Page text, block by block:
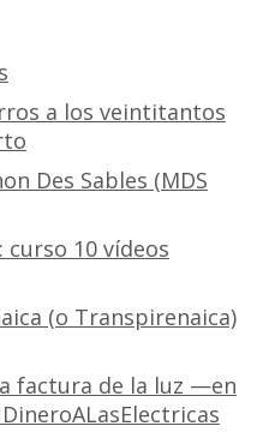
a los veintitantos
Des Sables (MDS
10 vídeos
(o Transpirenaica)
factura de la luz —en